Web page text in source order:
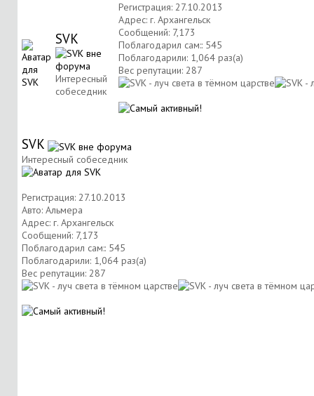
SVK
Интересный
собеседник
Регистрация: 27.10.2013
Адрес: г. Архангельск
Сообщений: 7,173
Поблагодарил сам:: 545
Поблагодарили: 1,064 раз(а)
Вес репутации: 287
SVK
Интересный собеседник
Регистрация: 27.10.2013
Авто: Альмера
Адрес: г. Архангельск
Сообщений: 7,173
Поблагодарил сам:: 545
Поблагодарили: 1,064 раз(а)
Вес репутации: 287